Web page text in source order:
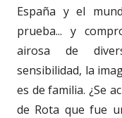
España y el
prueba... y
airosa de
sensibilidad, la
es de familia. ¿Se
de Rota que fue